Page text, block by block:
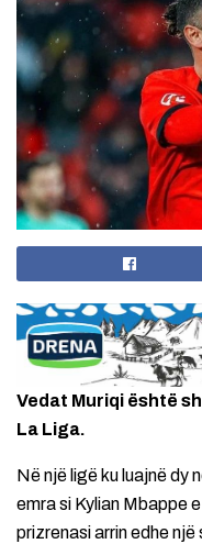
Vedat Muriqi është
La Liga.
Në një ligë ku luajnë dy
emra si Kylian Mbappe
prizrenasi arrin edhe